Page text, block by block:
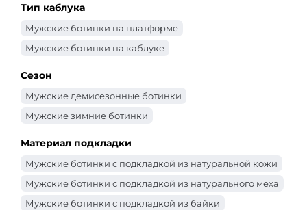
Тип каблука
Мужские ботинки на платформе
Мужские ботинки на каблуке
Сезон
Мужские демисезонные ботинки
Мужские зимние ботинки
Материал подкладки
Мужские ботинки с подкладкой из натуральной кожи
Мужские ботинки с подкладкой из натурального меха
Мужские ботинки с подкладкой из байки